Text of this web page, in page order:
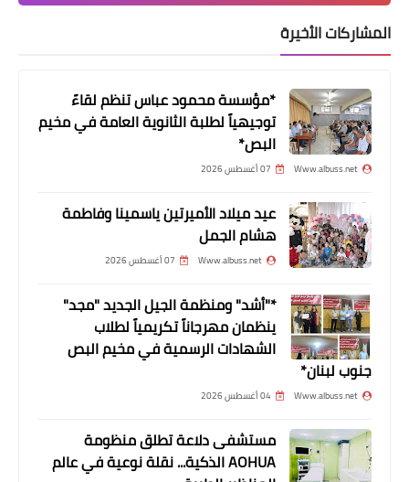
*ثالث المرحوم ""عبد القادر محمود
عكاوي"ابو محمد"*
دبور يلتقي رئيس لجنة الحوار اللبناني
الفلسطيني
المشاركات الأخيرة
*مؤسسة محمود عباس تنظم لقاءً
توجيهياً لطلبة الثانوية العامة في مخيم
البص*
Www.albuss.net 07 أغسطس 2026
عيد ميلاد الأميرتين ياسمينا وفاطمة
هشام الجمل
Www.albuss.net 07 أغسطس 2026
*"أشد" ومنظمة الجيل الجديد "مجد"
ينظمان مهرجاناً تكريمياً لطلاب
الشهادات الرسمية في مخيم البص
جنوب لبنان*
Www.albuss.net 04 أغسطس 2026
مستشفى دلاعة تطلق منظومة
AOHUA الذكية... نقلة نوعية في عالم